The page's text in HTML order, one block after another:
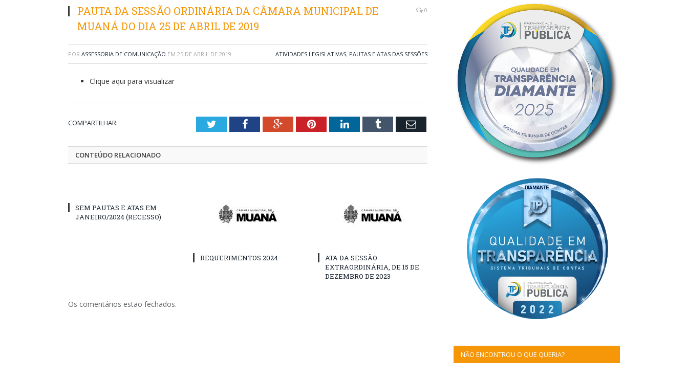
PAUTA DA SESSÃO ORDINÁRIA DA CÂMARA MUNICIPAL DE
MUANÁ DO DIA 25 DE ABRIL DE 2019
0
POR ASSESSORIA DE COMUNICAÇÃO EM 25 DE ABRIL DE 2019 ATIVIDADES LEGISLATIVAS, PAUTAS E ATAS DAS SESSÕES
Clique aqui para visualizar
COMPARTILHAR: TwitterFacebookGoogle+PinterestLinkedInTumblr Email
CONTEÚDO RELACIONADO
SEM PAUTAS E ATAS EM
JANEIRO/2024 (RECESSO)
REQUERIMENTOS 2024
ATA DA SESSÃO
EXTRAORDINÁRIA, DE 15 DE
DEZEMBRO DE 2023
Os comentários estão fechados.
NÃO ENCONTROU O QUE QUERIA?